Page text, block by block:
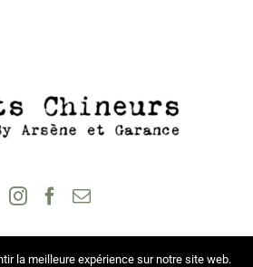
la meilleure expérience sur notre site web.